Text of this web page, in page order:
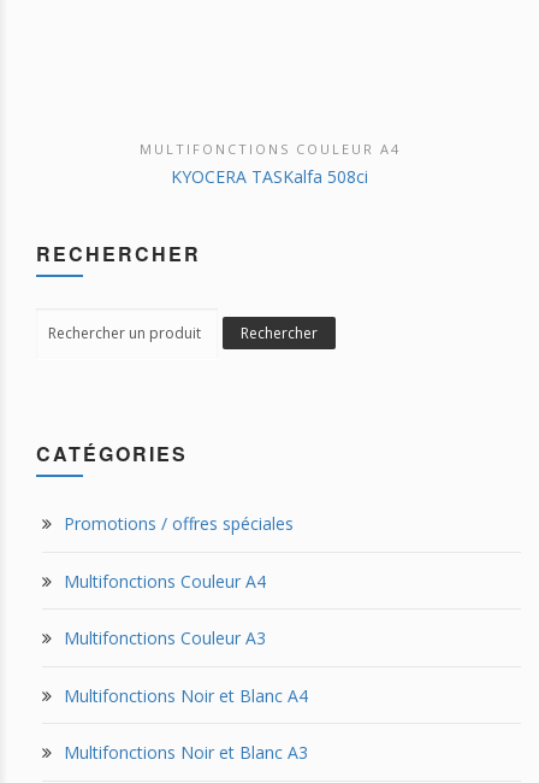
DÉCOUVRIR CE PRODUIT
MULTIFONCTIONS COULEUR A4
KYOCERA TASKalfa 508ci
RECHERCHER
for:
Rechercher
CATÉGORIES
Promotions / offres spéciales
Multifonctions Couleur A4
Multifonctions Couleur A3
Multifonctions Noir et Blanc A4
Multifonctions Noir et Blanc A3